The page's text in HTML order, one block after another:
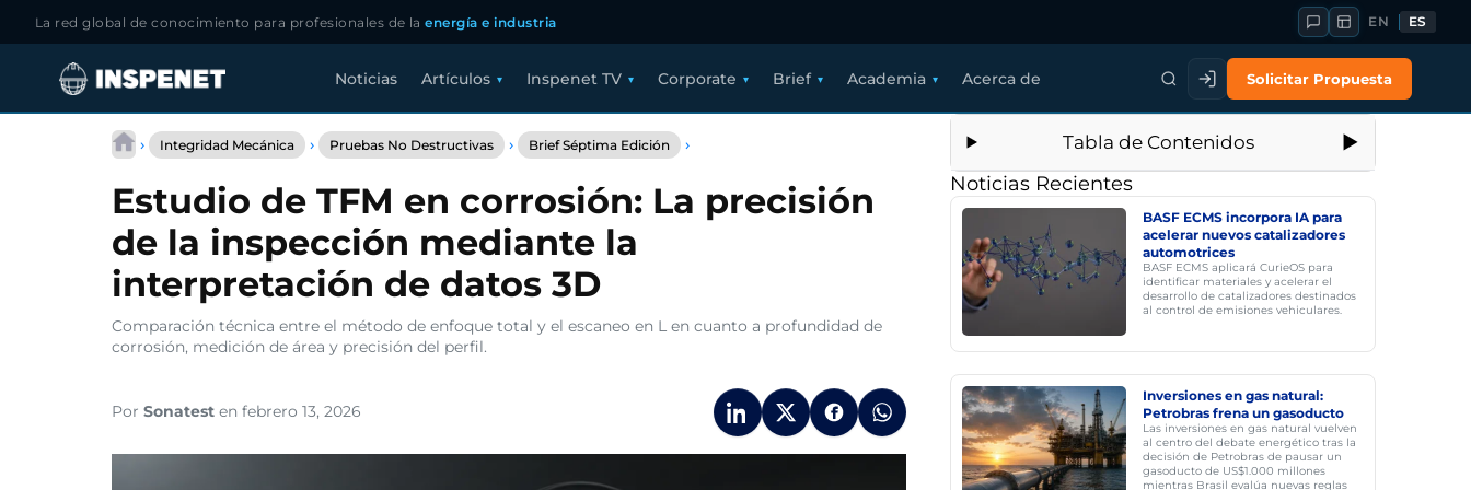
La red global de conocimiento para profesionales de laenergía e industria EN ES
Noticias Artículos Inspenet TV Corporate Brief Academia Acerca de Solicitar Propuesta
› Integridad Mecánica › Pruebas No Destructivas › Brief Séptima Edición ›
TFM
en
inspección
interpretación
datos
3D
Estudio de TFM en corrosión: La precisión
de la inspección mediante la
interpretación de datos 3D
Comparación técnica entre el método de enfoque total y el escaneo en L en cuanto a profundidad de
corrosión, medición de área y precisión del perfil.
Por Sonatest en febrero 13, 2026
Tabla de Contenidos
Noticias Recientes
BASF ECMS incorpora IA para
acelerar nuevos catalizadores
automotrices
BASF ECMS aplicará CurieOS para
identificar materiales y acelerar el
desarrollo de catalizadores destinados
al control de emisiones vehiculares.
Inversiones en gas natural:
Petrobras frena un gasoducto
Las inversiones en gas natural vuelven
al centro del debate energético tras la
decisión de Petrobras de pausar un
gasoducto de US$1.000 millones
mientras Brasil evalúa nuevas reglas